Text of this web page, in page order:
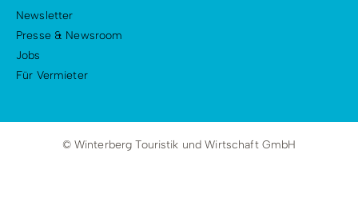
Newsletter
Presse & Newsroom
Jobs
Für Vermieter
© Winterberg Touristik und Wirtschaft GmbH